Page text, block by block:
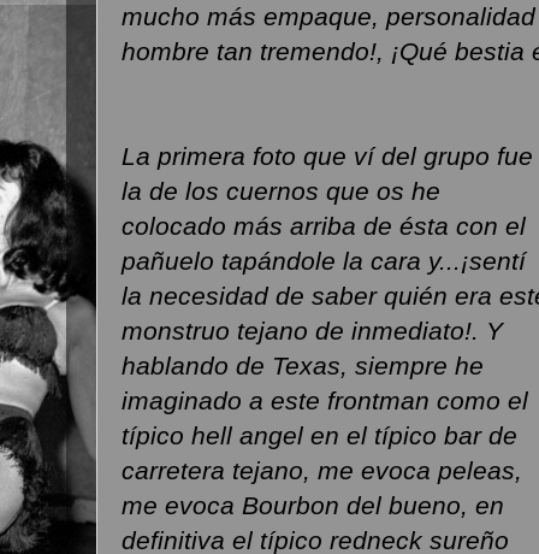
mucho más empaque,
hombre tan tremendo!, ¡Qué
La primera foto que ví del grupo fue
la de los cuernos que os he
colocado más arriba de ésta con el
pañuelo tapándole la cara y...¡sentí
la necesidad de saber quién era
monstruo tejano de inmediato!. Y
hablando de Texas, siempre he
imaginado a este frontman como el
típico hell angel en el típico bar de
carretera tejano, me evoca peleas,
me evoca Bourbon del bueno, en
definitiva el típico redneck sureño